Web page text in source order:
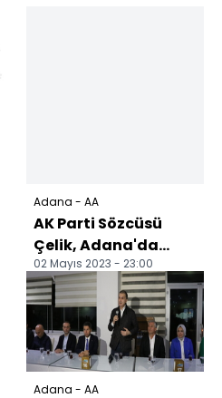
Adana - AA
AK Parti Sözcüsü
Çelik, Adana'da
vatandaşlara hitap
etti:
02 Mayıs 2023 - 23:00
Adana - AA